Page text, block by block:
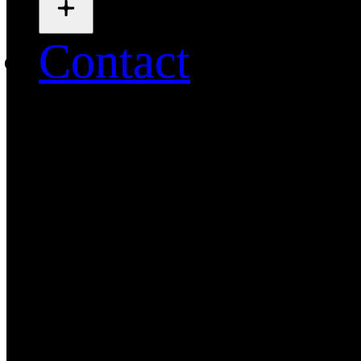
Contact
Contact